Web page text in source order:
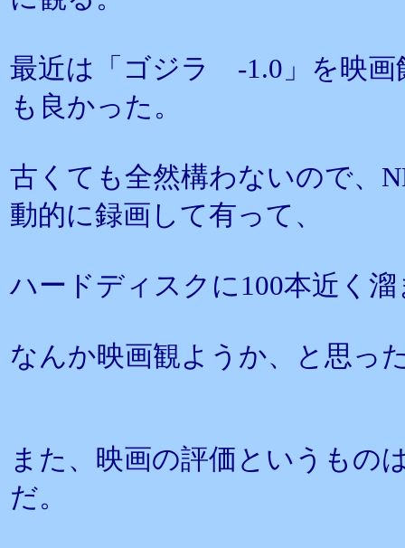
最近は「ゴジラ -1.0」を映画
も良かった。
古くても全然構わないので、
動的に録画して有って、
ハードディスクに100本近く
なんか映画観ようか、と思っ
また、映画の評価というもの
だ。